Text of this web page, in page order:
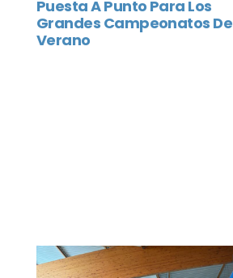
Puesta A Punto Para Los
Grandes Campeonatos De
Verano